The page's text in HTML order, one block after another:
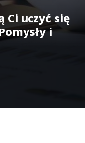
Ci uczyć się
i